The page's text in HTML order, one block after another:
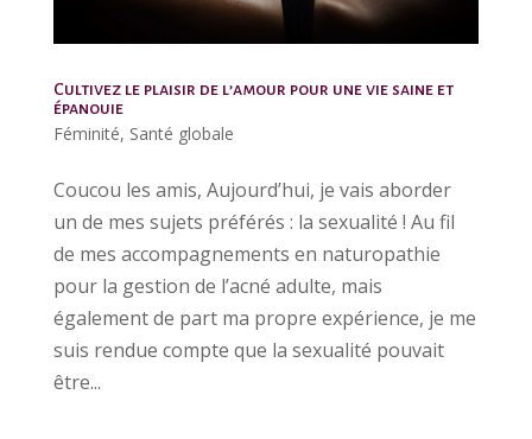
Cultivez le plaisir de l’amour pour une vie saine et
épanouie
Féminité, Santé globale
Coucou les amis, Aujourd’hui, je vais aborder
un de mes sujets préférés : la sexualité ! Au fil
de mes accompagnements en naturopathie
pour la gestion de l’acné adulte, mais
également de part ma propre expérience, je me
suis rendue compte que la sexualité pouvait
être...